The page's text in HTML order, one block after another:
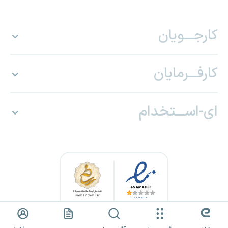
کارجـــویان
کارفـــرمایان
ای-اســـتخدام